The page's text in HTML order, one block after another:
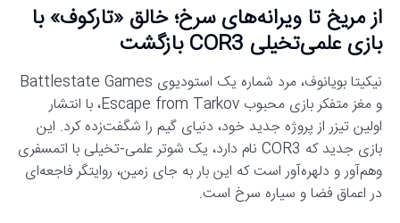
از مریخ تا ویرانه‌های سرخ؛ خالق «تارکوف» با
بازی علمی‌تخیلی COR3 بازگشت
نیکیتا بویانوف، مرد شماره یک استودیوی Battlestate Games
و مغز متفکر بازی محبوب Escape from Tarkov، با انتشار
اولین تیزر از پروژه جدید خود، دنیای گیم را شگفت‌زده کرد. این
بازی جدید که COR3 نام دارد، یک شوتر علمی-تخیلی با اتمسفری
وهم‌آور و دلهره‌آور است که این بار به جای زمین، روایتگر فاجعه‌ای
در اعماق فضا و سیاره سرخ است.